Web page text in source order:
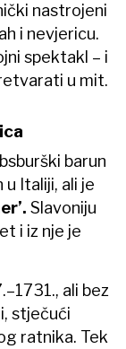
nastrojeni
i nevjericu.
spektakl – i
u mit.
barun
Italiji, ali je
Slavoniju
i iz nje je
ali bez
stječući
ratnika. Tek